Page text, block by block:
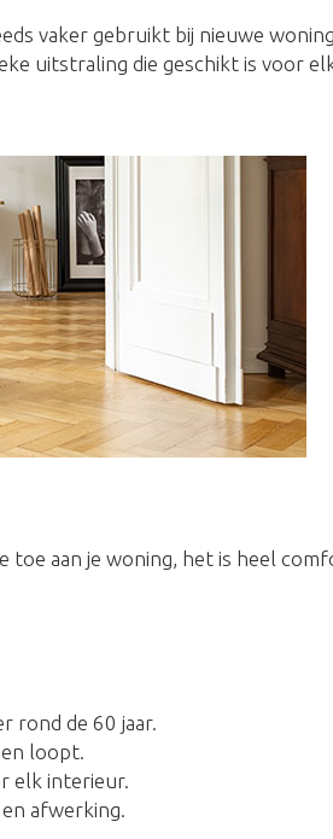
vaker gebruikt bij nieuwe
uitstraling die geschikt is voor
toe aan je woning, het is heel
rond de 60 jaar.
loopt.
elk interieur.
afwerking.